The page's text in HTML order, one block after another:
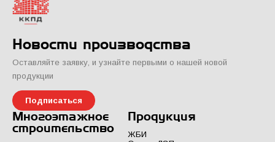
Новости производства
Оставляйте заявку, и узнайте первыми о нашей новой
продукции
Подписаться
Многоэтажное
строительство
Продукция
ЖБИ